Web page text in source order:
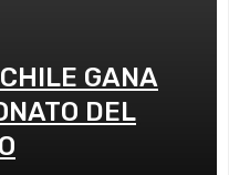
GANA
DEL